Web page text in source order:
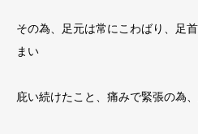
その為、足元は常にこわばり、足
まい
庇い続けたこと、痛みで緊張の為